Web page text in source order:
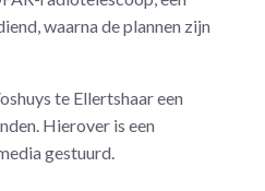
waarna de plannen zijn
te Ellertshaar een
Hierover is een
gestuurd.